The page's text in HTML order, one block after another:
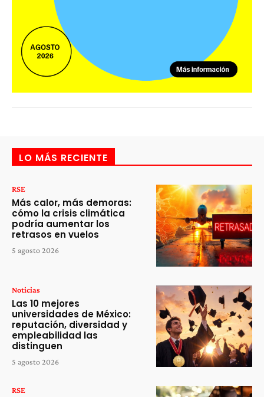
LO MÁS RECIENTE
RSE
Más calor, más demoras:
cómo la crisis climática
podría aumentar los
retrasos en vuelos
5 agosto 2026
Noticias
Las 10 mejores
universidades de México:
reputación, diversidad y
empleabilidad las
distinguen
5 agosto 2026
RSE